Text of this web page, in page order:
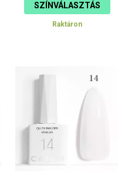
SZÍNVÁLASZTÁS
Raktáron